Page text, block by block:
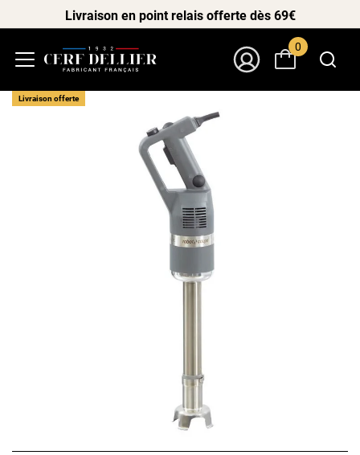
Livraison en point relais offerte dès 69€
0
Livraison offerte